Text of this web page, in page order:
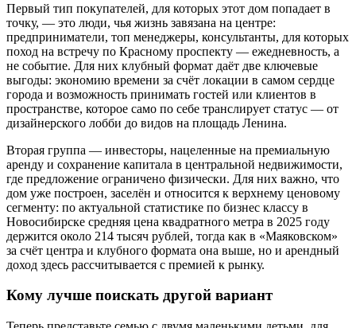
Первый тип покупателей, для которых этот дом попадает в
точку, — это люди, чья жизнь завязана на центре:
предприниматели, топ менеджеры, консультанты, для которых
поход на встречу по Красному проспекту — ежедневность, а
не событие. Для них клубный формат даёт две ключевые
выгоды: экономию времени за счёт локации в самом сердце
города и возможность принимать гостей или клиентов в
пространстве, которое само по себе транслирует статус — от
дизайнерского лобби до видов на площадь Ленина.
Вторая группа — инвесторы, нацеленные на премиальную
аренду и сохранение капитала в центральной недвижимости,
где предложение ограничено физически. Для них важно, что
дом уже построен, заселён и относится к верхнему ценовому
сегменту: по актуальной статистике по бизнес классу в
Новосибирске средняя цена квадратного метра в 2025 году
держится около 214 тысяч рублей, тогда как в «Маяковском»
за счёт центра и клубного формата она выше, но и арендный
доход здесь рассчитывается с премией к рынку.
Кому лучше поискать другой вариант